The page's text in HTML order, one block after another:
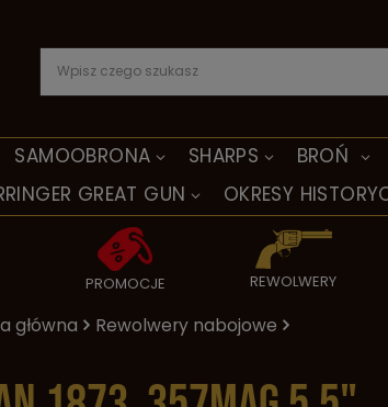
SAMOOBRONA SHARPS BROŃ
GREAT GUN
OKRESY
PROMOCJE REWOLWERY
główna Rewolwery nabojowe